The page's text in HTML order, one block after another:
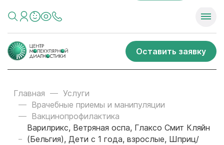
Оставить заявку
Главная
Услуги
Врачебные приемы и манипуляции
Вакцинопрофилактика
Варилрикс, Ветряная оспа, Глаксо Смит Кляйн
(Бельгия), Дети с 1 года, взрослые, Шприц/